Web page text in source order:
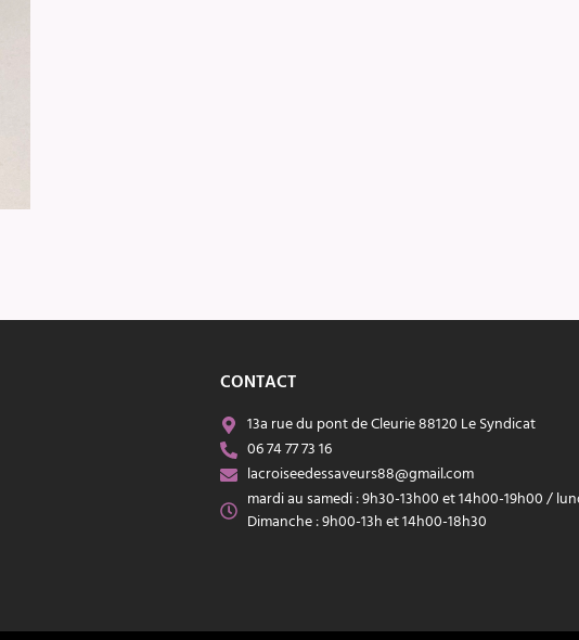
CONTACT
13a rue du pont de Cleurie 88120 Le Syndicat
06 74 77 73 16
lacroiseedessaveurs88@gmail.com
mardi au samedi : 9h30-13h00 et 14h00-19h00 /
Dimanche : 9h00-13h et 14h00-18h30